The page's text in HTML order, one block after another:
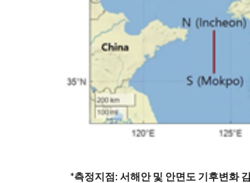
*측정지점: 서해안 및 안면도 기후변화